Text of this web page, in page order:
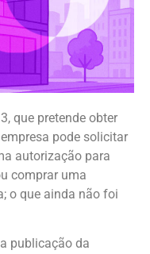
que pretende obter
pode solicitar
autorização para
comprar uma
o que ainda não foi
publicação da